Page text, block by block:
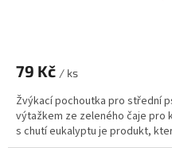
79 Kč / ks
Žvýkací pochoutka pro střední
výtažkem ze zeleného čaje pro
s chutí eukalyptu je produkt,